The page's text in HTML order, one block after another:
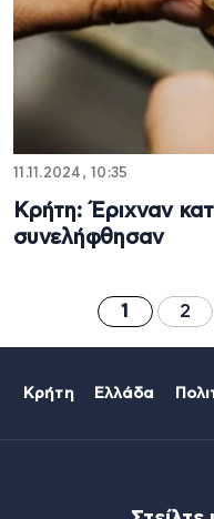
11.11.2024, 10:35
Κρήτη: Έριχναν
συνελήφθησαν
1 2
Κρήτη Ελλάδα